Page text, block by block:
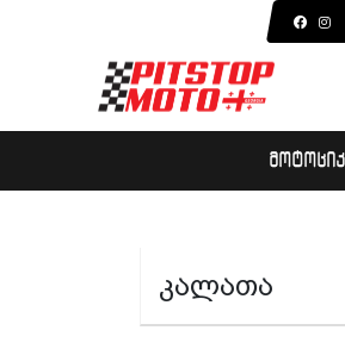
კალათა